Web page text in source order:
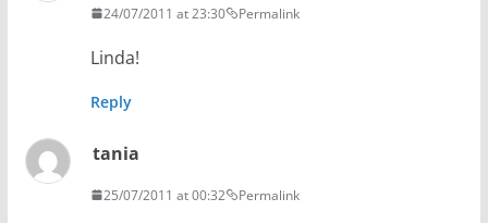
24/07/2011 at 23:30 Permalink
Linda!
Reply
tania
25/07/2011 at 00:32 Permalink